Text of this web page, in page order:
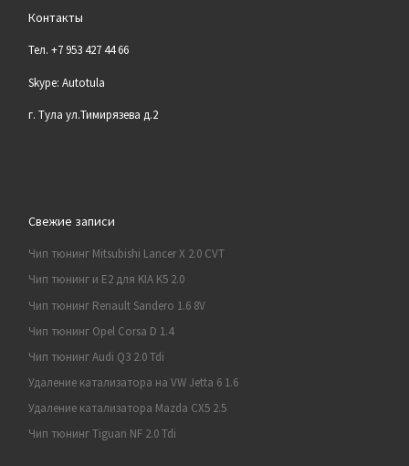
Контакты
Тел. +7 953 427 44 66
Skype: Autotula
г. Тула ул.Тимирязева д.2
Свежие записи
Чип тюнинг Mitsubishi Lancer X 2.0 CVT
Чип тюнинг и E2 для KIA K5 2.0
Чип тюнинг Renault Sandero 1.6 8V
Чип тюнинг Opel Corsa D 1.4
Чип тюнинг Audi Q3 2.0 Tdi
Удаление катализатора на VW Jetta 6 1.6
Удаление катализатора Mazda CX5 2.5
Чип тюнинг Tiguan NF 2.0 Tdi